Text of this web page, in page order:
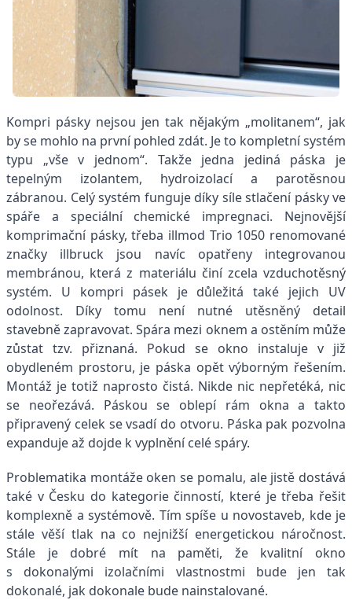
Kompri pásky nejsou jen tak nějakým „molitanem“, jak
by se mohlo na první pohled zdát. Je to kompletní systém
typu „vše v jednom“. Takže jedna jediná páska je
tepelným izolantem, hydroizolací a parotěsnou
zábranou. Celý systém funguje díky síle stlačení pásky ve
spáře a speciální chemické impregnaci. Nejnovější
komprimační pásky, třeba illmod Trio 1050 renomované
značky illbruck jsou navíc opatřeny integrovanou
membránou, která z materiálu činí zcela vzduchotěsný
systém. U kompri pásek je důležitá také jejich UV
odolnost. Díky tomu není nutné utěsněný detail
stavebně zapravovat. Spára mezi oknem a ostěním může
zůstat tzv. přiznaná. Pokud se okno instaluje v již
obydleném prostoru, je páska opět výborným řešením.
Montáž je totiž naprosto čistá. Nikde nic nepřetéká, nic
se neořezává. Páskou se oblepí rám okna a takto
připravený celek se vsadí do otvoru. Páska pak pozvolna
expanduje až dojde k vyplnění celé spáry.
Problematika montáže oken se pomalu, ale jistě dostává
také v Česku do kategorie činností, které je třeba řešit
komplexně a systémově. Tím spíše u novostaveb, kde je
stále věší tlak na co nejnižší energetickou náročnost.
Stále je dobré mít na paměti, že kvalitní okno
s dokonalými izolačními vlastnostmi bude jen tak
dokonalé, jak dokonale bude nainstalované.